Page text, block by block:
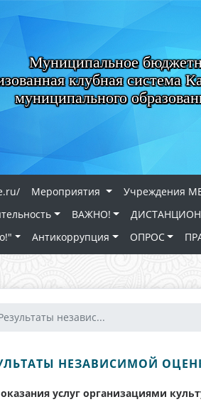
Муниципальное
клубная система
муниципального
Мероприятия Учреждения
ВАЖНО!
Антикоррупция ОПРОС
независ...
НЕЗАВИСИМОЙ
услуг организациями